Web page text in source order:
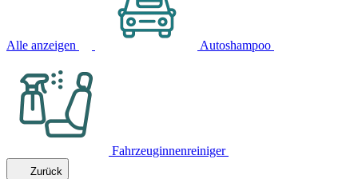
Alle anzeigen Autoshampoo
Fahrzeuginnenreiniger
Zurück